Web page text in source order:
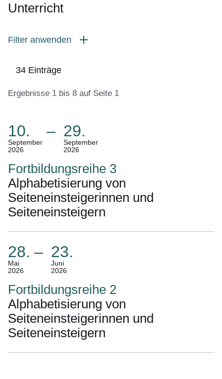
Unterricht
Filter anwenden
34 Einträge
Ergebnisse 1 bis 8 auf Seite 1
:34
Ergebnisse:Ergebnisse
1
bis
auf
Seite
1
10.
September
2026
– 29.
September
2026
(Termin:
10.
September
2026
Bis
29.
September
Fortbildungsreihe 3
Alphabetisierung von
Seiteneinsteigerinnen und
Seiteneinsteigern
28.
Mai
2026
– 23.
Juni
2026
(Termin:
28.
Mai
2026
Bis
23.
Juni
Fortbildungsreihe 2
Alphabetisierung von
Seiteneinsteigerinnen und
Seiteneinsteigern